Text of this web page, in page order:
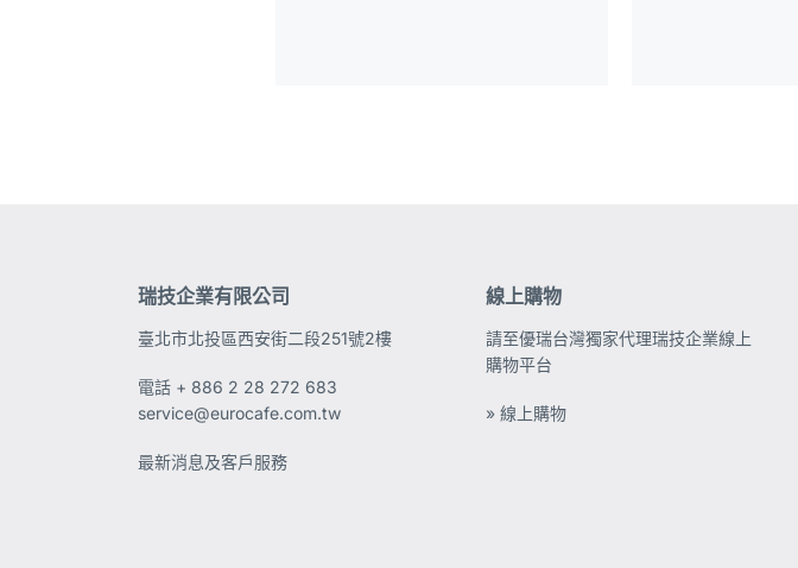
瑞技企業有限公司
臺北市北投區西安街二段251號2樓
電話 + 886 2 28 272 683
service@eurocafe.com.tw
最新消息及客戶服務
線上購物
請至優瑞台灣獨家代理瑞技企業線上
購物平台
» 線上購物